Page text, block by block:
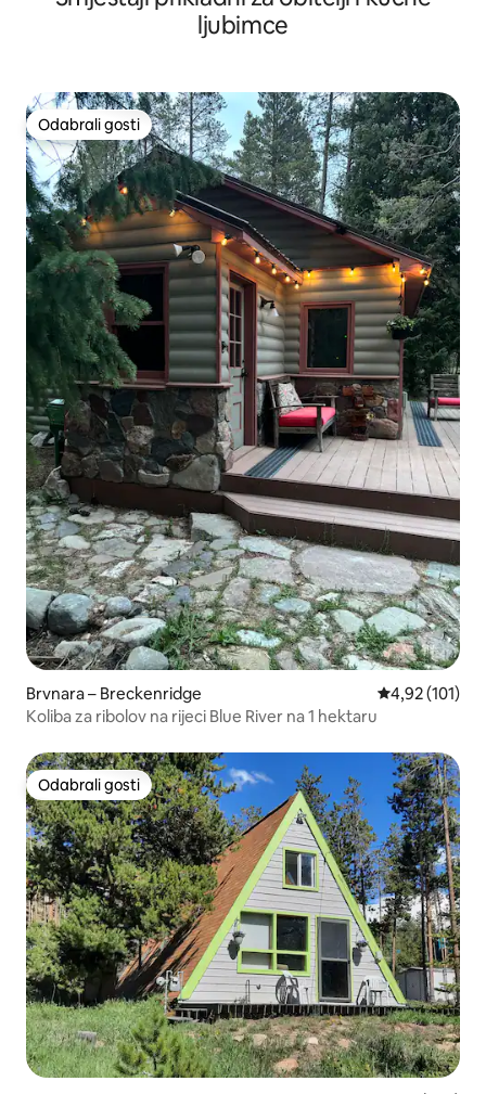
ljubimce
Odabrali gosti
Odabrali gosti
Brvnara – Breckenridge Prosječna
4,92 (101)
Koliba za ribolov na rijeci Blue River na 1 hektaru
Odabrali gosti
Odabrali gosti